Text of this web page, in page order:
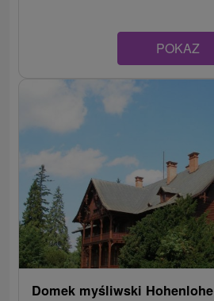
POKAZ
Domek myśliwski Hohenlohe